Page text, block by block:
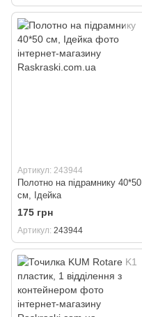
Артикул: 243944
Полотно на підрамнику 40*50
см, Ідейка
175 грн
Артикул 243944